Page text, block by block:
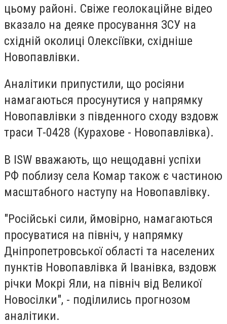
цьому районі. Свіже геолокаційне відео
вказало на деяке просування ЗСУ на
східній околиці Олексіївки, східніше
Новопавлівки.
Аналітики припустили, що росіяни
намагаються просунутися у напрямку
Новопавлівки з південного сходу вздовж
траси Т-0428 (Курахове - Новопавлівка).
В ISW вважають, що нещодавні успіхи
РФ поблизу села Комар також є частиною
масштабного наступу на Новопавлівку.
"Російські сили, ймовірно, намагаються
просуватися на північ, у напрямку
Дніпропетровської області та населених
пунктів Новопавлівка й Іванівка, вздовж
річки Мокрі Яли, на північ від Великої
Новосілки", - поділились прогнозом
аналітики.